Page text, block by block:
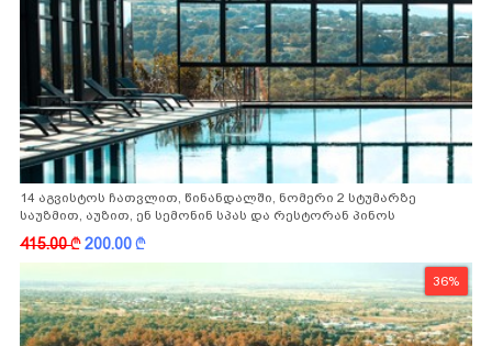
14 აგვისტოს ჩათვლით, წინანდალში, ნომერი 2 სტუმარზე
საუზმით, აუზით, ენ სემონინ სპას და რესტორან პინოს
415.00k200.00k
36%